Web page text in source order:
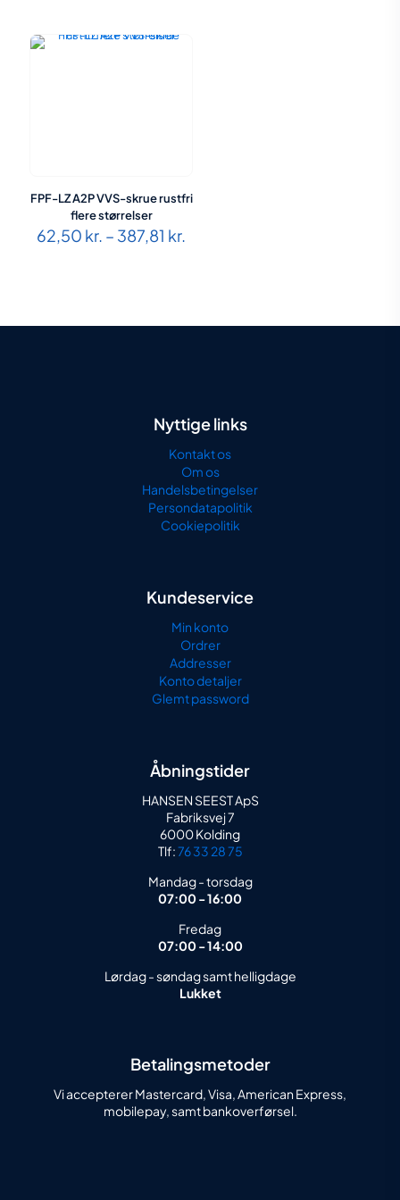
FPF-LZ A2P VVS-skrue rustfri
flere størrelser
62,50 kr. – 387,81 kr.
Nyttige links
Kontakt os
Om os
Handelsbetingelser
Persondatapolitik
Cookiepolitik
Kundeservice
Min konto
Ordrer
Addresser
Konto detaljer
Glemt password
Åbningstider
HANSEN SEEST ApS
Fabriksvej 7
6000 Kolding
Tlf:76 33 28 75
Mandag - torsdag
07:00 - 16:00
Fredag
07:00 - 14:00
Lørdag - søndag samt helligdage
Lukket
Betalingsmetoder
Vi accepterer Mastercard, Visa, American Express,
mobilepay, samt bankoverførsel.